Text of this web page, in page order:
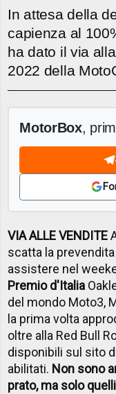
In attesa della
capienza al
ha dato il via
2022 della
MotorBox,
VIA ALLE VENDITE
scatta la
assistere nel
Premio d'Italia
del mondo Moto3,
la prima volta
oltre alla Red Bull
disponibili sul sito
abilitati. Non sono
prato, ma solo